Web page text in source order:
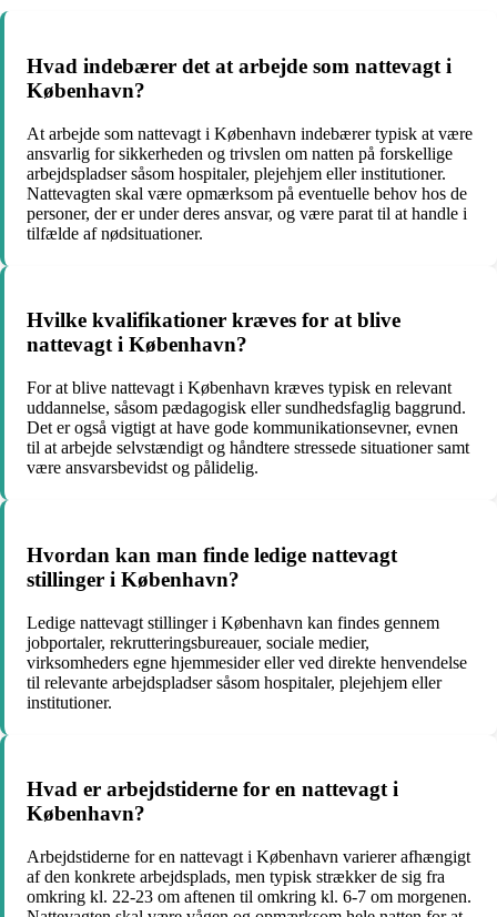
Hvad indebærer det at arbejde som nattevagt i
København?
At arbejde som nattevagt i København indebærer typisk at være
ansvarlig for sikkerheden og trivslen om natten på forskellige
arbejdspladser såsom hospitaler, plejehjem eller institutioner.
Nattevagten skal være opmærksom på eventuelle behov hos de
personer, der er under deres ansvar, og være parat til at handle i
tilfælde af nødsituationer.
Hvilke kvalifikationer kræves for at blive
nattevagt i København?
For at blive nattevagt i København kræves typisk en relevant
uddannelse, såsom pædagogisk eller sundhedsfaglig baggrund.
Det er også vigtigt at have gode kommunikationsevner, evnen
til at arbejde selvstændigt og håndtere stressede situationer samt
være ansvarsbevidst og pålidelig.
Hvordan kan man finde ledige nattevagt
stillinger i København?
Ledige nattevagt stillinger i København kan findes gennem
jobportaler, rekrutteringsbureauer, sociale medier,
virksomheders egne hjemmesider eller ved direkte henvendelse
til relevante arbejdspladser såsom hospitaler, plejehjem eller
institutioner.
Hvad er arbejdstiderne for en nattevagt i
København?
Arbejdstiderne for en nattevagt i København varierer afhængigt
af den konkrete arbejdsplads, men typisk strækker de sig fra
omkring kl. 22-23 om aftenen til omkring kl. 6-7 om morgenen.